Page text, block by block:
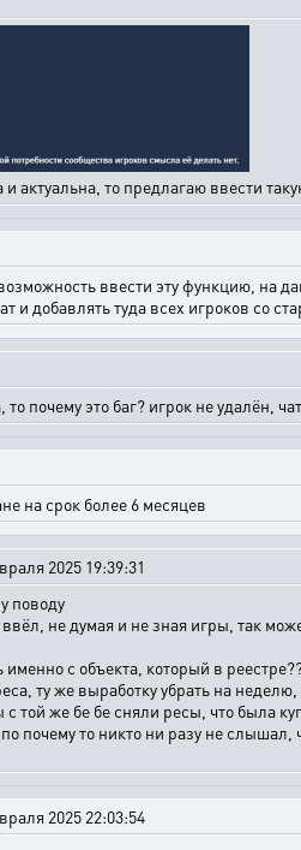
и актуальна, то предлагаю ввести
ввести эту функцию,
добавлять туда всех игроков со
почему это баг? игрок не удалён,
на срок более 6 месяцев
2025 19:39:31
поводу
не думая и не зная игры, так
с объекта, который в
ту же выработку убрать на
той же бе бе сняли ресы, что была
почему то никто ни разу не
2025 22:03:54